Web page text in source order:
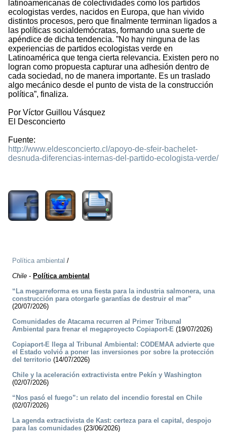
latinoamericanas de colectividades como los partidos
ecologistas verdes, nacidos en Europa, que han vivido
distintos procesos, pero que finalmente terminan ligados a
las políticas socialdemócratas, formando una suerte de
apéndice de dicha tendencia. ”No hay ninguna de las
experiencias de partidos ecologistas verde en
Latinoamérica que tenga cierta relevancia. Existen pero no
logran como propuesta capturar una adhesión dentro de
cada sociedad, no de manera importante. Es un traslado
algo mecánico desde el punto de vista de la construcción
política”, finaliza.
Por Víctor Guillou Vásquez
El Desconcierto
Fuente:
http://www.eldesconcierto.cl/apoyo-de-sfeir-bachelet-
desnuda-diferencias-internas-del-partido-ecologista-verde/
Política ambiental /
Chile - Política ambiental
“La megarreforma es una fiesta para la industria salmonera, una
construcción para otorgarle garantías de destruir el mar”
(20/07/2026)
Comunidades de Atacama recurren al Primer Tribunal
Ambiental para frenar el megaproyecto Copiaport-E (19/07/2026)
Copiaport-E llega al Tribunal Ambiental: CODEMAA advierte que
el Estado volvió a poner las inversiones por sobre la protección
del territorio (14/07/2026)
Chile y la aceleración extractivista entre Pekín y Washington
(02/07/2026)
“Nos pasó el fuego”: un relato del incendio forestal en Chile
(02/07/2026)
La agenda extractivista de Kast: certeza para el capital, despojo
para las comunidades (23/06/2026)